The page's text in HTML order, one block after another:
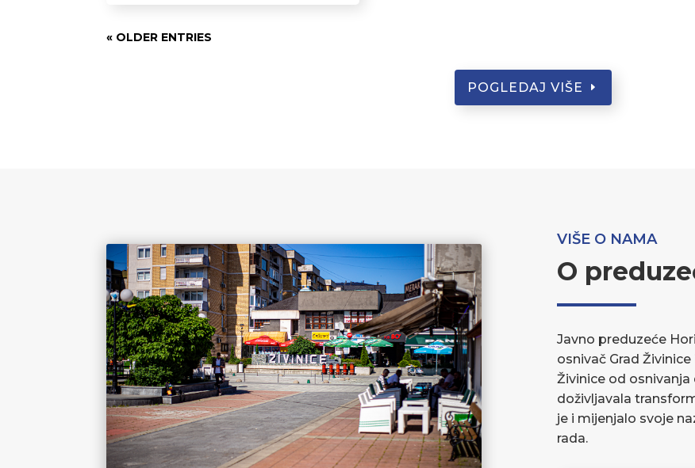
« OLDER ENTRIES
POGLEDAJ VIŠE
VIŠE O NAMA
O
Javno preduzeće
osnivač Grad
Živinice od osnivanja
doživljavala
je i mijenjalo svoje
rada.